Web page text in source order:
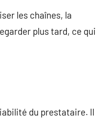
les chaînes, la
plus tard, ce qui
du prestataire. Il